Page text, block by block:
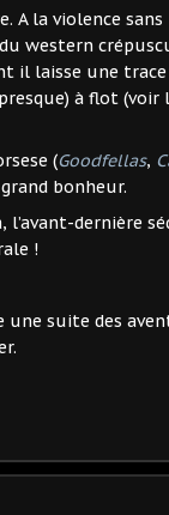
la violence sans
western
il laisse une
à flot (voir
(Goodfellas,
bonheur.
dernière
!
suite des